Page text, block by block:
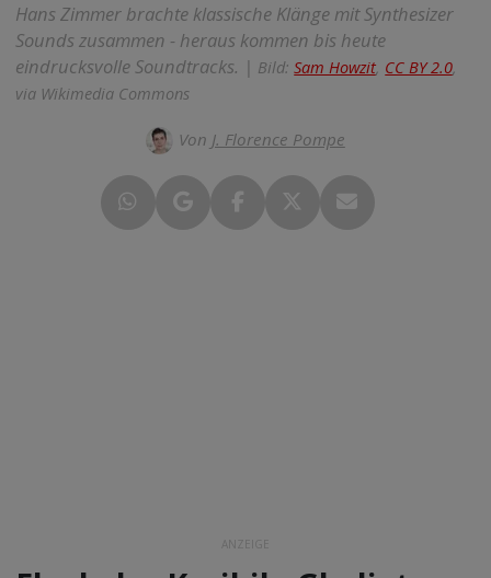
Hans Zimmer brachte klassische Klänge mit Synthesizer
Sounds zusammen - heraus kommen bis heute
eindrucksvolle Soundtracks. | Bild:Sam Howzit CC BY 2.0
via Wikimedia Commons
Von J. Florence Pompe
ANZEIGE